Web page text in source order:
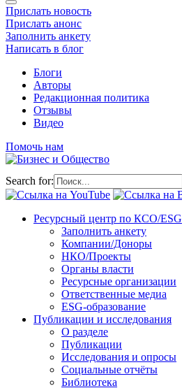
Прислать новость
Прислать анонс
Заполнить анкету
Написать в блог
Блоги
Авторы
Редакционная политика
Отзывы
Видео
Помочь нам
Search for:
Перейти
содержимому
Ресурсный центр по КСО/ESG
Заполнить анкету
Компании/Доноры
НКО/Проекты
Органы власти
Ресурсные организации
Ответственные медиа
ESG-образование
Публикации и исследования
О разделе
Публикации
Исследования и опросы
Социальные отчёты
Библиотека